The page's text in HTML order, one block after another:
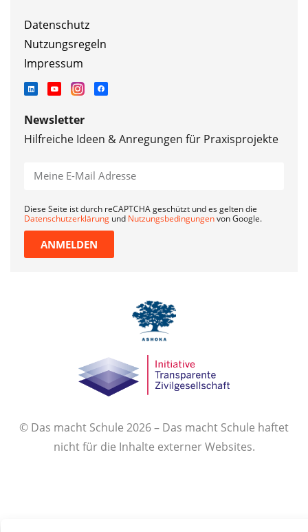
Datenschutz
Nutzungsregeln
Impressum
Newsletter
Hilfreiche Ideen & Anregungen für Praxisprojekte
Diese Seite ist durch reCAPTCHA geschützt und es gelten die
Datenschutzerklärung und Nutzungsbedingungenvon Google.
ANMELDEN
© Das macht Schule 2026 – Das macht Schule haftet
nicht für die Inhalte externer Websites.